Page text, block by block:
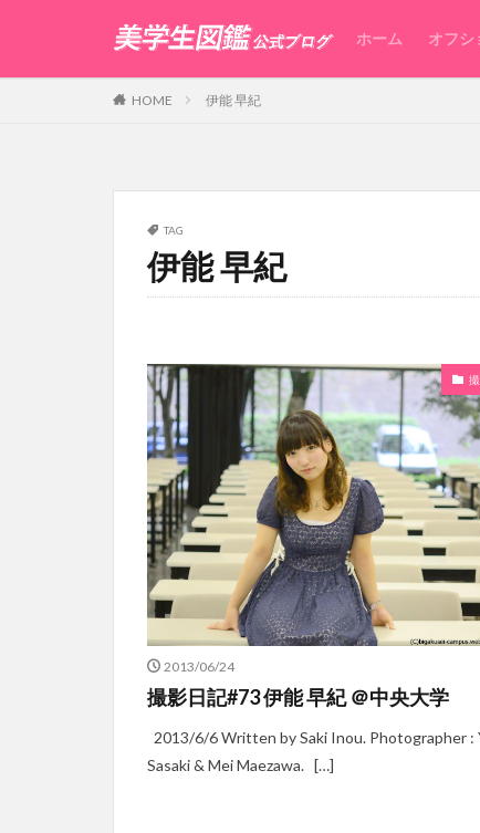
ホーム オフシ
HOME 伊能 早紀
TAG
伊能 早紀
2013/06/24
撮影日記#73 伊能 早紀 ＠中央大学
2013/6/6 Written by Saki Inou. Photographer :
Sasaki & Mei Maezawa. […]